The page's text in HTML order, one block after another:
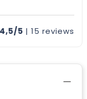
4,5/5 | 15 reviews